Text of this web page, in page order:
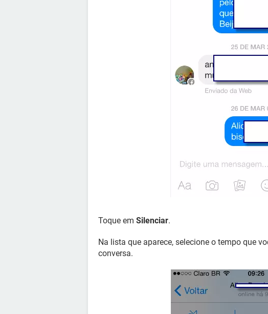
Toque em Silenciar.
Na lista que aparece, selecione o tempo que
conversa.